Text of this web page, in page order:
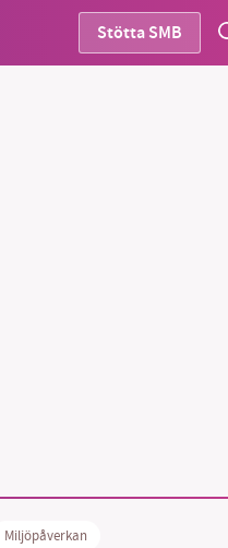
Stötta SMB
Miljöpåverkan